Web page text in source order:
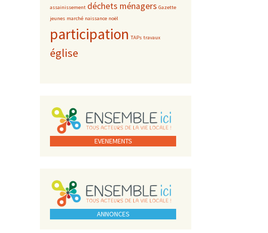
assainissement déchets ménagers Gazette
jeunes marché naissance noël
participation TAPs travaux
église
EVENEMENTS
ANNONCES